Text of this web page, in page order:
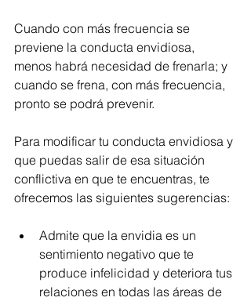
Cuando con más frecuencia se
previene la conducta envidiosa,
menos habrá necesidad de frenarla; y
cuando se frena, con más frecuencia,
pronto se podrá prevenir.
Para modificar tu conducta envidiosa y
que puedas salir de esa situación
conflictiva en que te encuentras, te
ofrecemos las siguientes sugerencias:
Admite que la envidia es un
sentimiento negativo que te
produce infelicidad y deteriora tus
relaciones en todas las áreas de